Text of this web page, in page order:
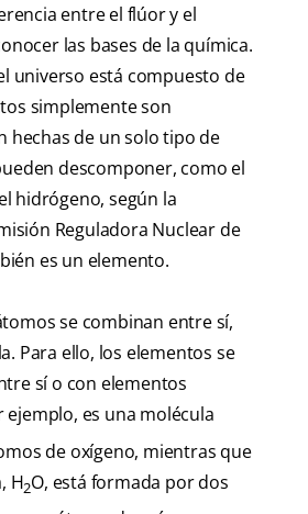
entre el flúor y el
las bases de la química.
universo está compuesto de
simplemente son
hechas de un solo tipo de
descomponer, como el
hidrógeno, según la
Reguladora Nuclear de
es un elemento.
se combinan entre sí,
Para ello, los elementos se
sí o con elementos
ejemplo, es una molécula
de oxígeno, mientras que
H2O, está formada por dos